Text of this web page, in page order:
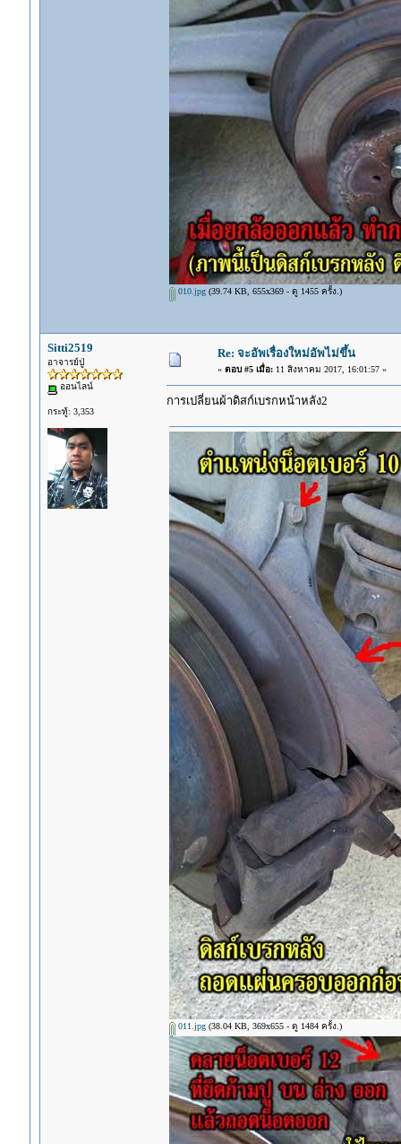
010.jpg(39.74 KB, 655x369 - ดู 1455 ครั้ง.)
Sitti2519
อาจารย์ปู่
ออนไลน์
กระทู้: 3,353
Re: จะอัพเรื่องใหม่อัพไม่ขึ้น
« ตอบ #5 เมื่อ:11 สิงหาคม 2017, 16:01:57 »
การเปลี่ยนผ้าดิสก์เบรกหน้าหลัง2
011.jpg(38.04 KB, 369x655 - ดู 1484 ครั้ง.)